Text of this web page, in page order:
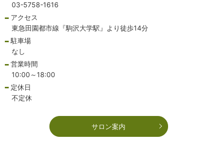
03-5758-1616
アクセス
東急田園都市線『駒沢大学駅』より徒歩14分
駐車場
なし
営業時間
10:00～18:00
定休日
不定休
サロン案内